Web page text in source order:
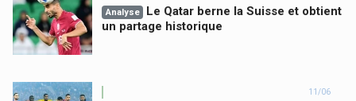
Analyse
Le Qatar berne la Suisse et obtient
un partage historique
11/06